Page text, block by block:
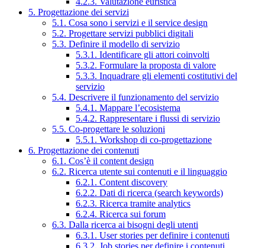
5. Progettazione dei servizi
5.1. Cosa sono i servizi e il service design
5.2. Progettare servizi pubblici digitali
5.3. Definire il modello di servizio
5.3.1. Identificare gli attori coinvolti
5.3.2. Formulare la proposta di valore
5.3.3. Inquadrare gli elementi costitutivi del
servizio
5.4. Descrivere il funzionamento del servizio
5.4.1. Mappare l’ecosistema
5.4.2. Rappresentare i flussi di servizio
5.5. Co-progettare le soluzioni
5.5.1. Workshop di co-progettazione
6. Progettazione dei contenuti
6.1. Cos’è il content design
6.2. Ricerca utente sui contenuti e il linguaggio
6.2.1. Content discovery
6.2.2. Dati di ricerca (search keywords)
6.2.3. Ricerca tramite analytics
6.2.4. Ricerca sui forum
6.3. Dalla ricerca ai bisogni degli utenti
6.3.1. User stories per definire i contenuti
6.3.2. Job stories per definire i contenuti